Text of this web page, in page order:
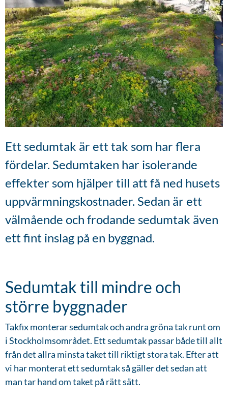
Ett sedumtak är ett tak som har flera
fördelar. Sedumtaken har isolerande
effekter som hjälper till att få ned husets
uppvärmningskostnader. Sedan är ett
välmående och frodande sedumtak även
ett fint inslag på en byggnad.
Sedumtak till mindre och
större byggnader
Takfix monterar sedumtak och andra gröna tak runt om
i Stockholmsområdet. Ett sedumtak passar både till allt
från det allra minsta taket till riktigt stora tak. Efter att
vi har monterat ett sedumtak så gäller det sedan att
man tar hand om taket på rätt sätt.